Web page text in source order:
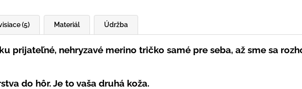
(5) Materiál Údržba
prijateľné, nehryzavé merino tričko samé pre seba, až sme sa
do hôr. Je to vaša druhá koža.